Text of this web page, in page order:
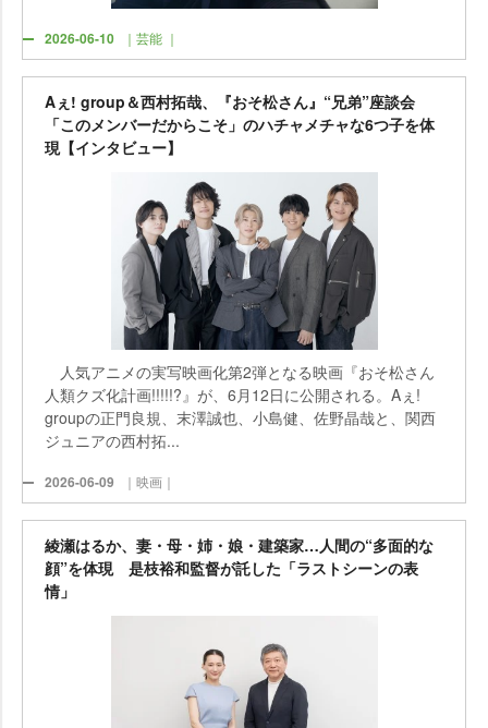
2026-06-10 ｜芸能 ｜
Aぇ! group＆西村拓哉、『おそ松さん』“兄弟”座談会
「このメンバーだからこそ」のハチャメチャな6つ子を体
現【インタビュー】
人気アニメの実写映画化第2弾となる映画『おそ松さん
人類クズ化計画!!!!!?』が、6月12日に公開される。Aぇ!
groupの正門良規、末澤誠也、小島健、佐野晶哉と、関西
ジュニアの西村拓...
2026-06-09 ｜映画｜
綾瀬はるか、妻・母・姉・娘・建築家…人間の“多面的な
顔”を体現 是枝裕和監督が託した「ラストシーンの表
情」